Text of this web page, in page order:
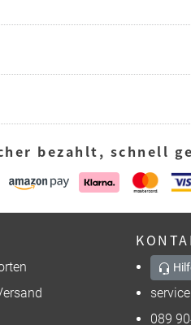
bezahlt, schnell
089